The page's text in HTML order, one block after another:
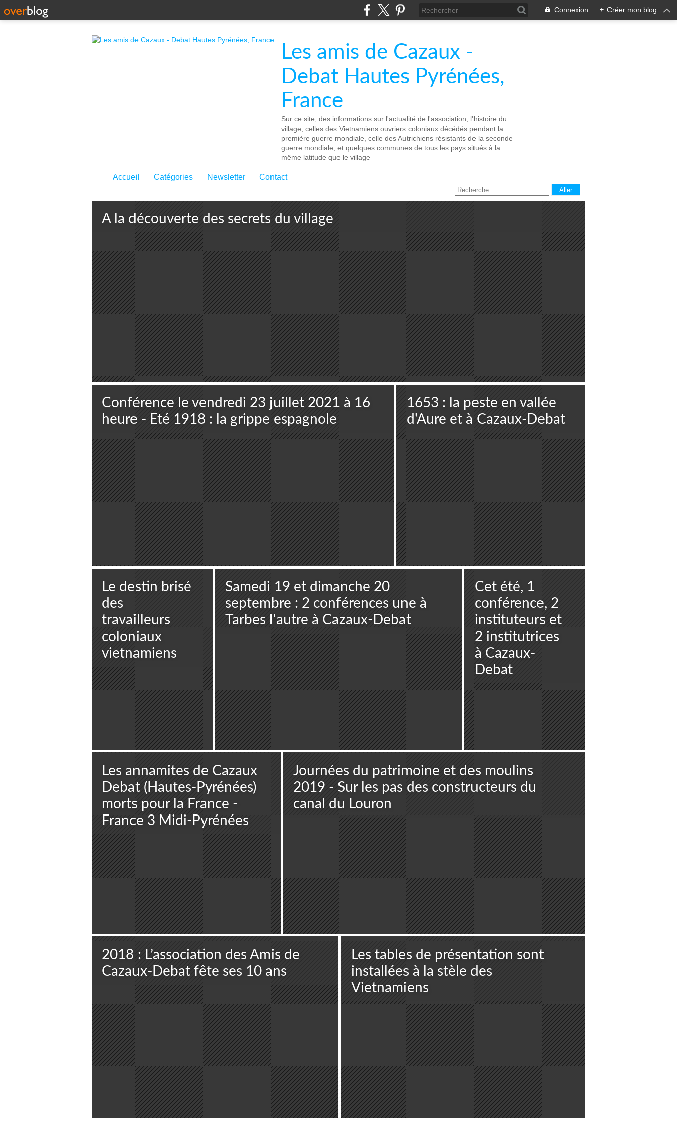
Connexion + Créer mon blog
Les amis de Cazaux -
Debat Hautes Pyrénées,
France
Sur ce site, des informations sur l'actualité de l'association, l'histoire du
village, celles des Vietnamiens ouvriers coloniaux décédés pendant la
première guerre mondiale, celle des Autrichiens résistants de la seconde
guerre mondiale, et quelques communes de tous les pays situés à la
même latitude que le village
Accueil Catégories Newsletter Contact
A la découverte des secrets du village
Conférence le vendredi 23 juillet 2021 à 16
heure - Eté 1918 : la grippe espagnole
1653 : la peste en vallée
d'Aure et à Cazaux-Debat
Le destin brisé
des
travailleurs
coloniaux
vietnamiens
Samedi 19 et dimanche 20
septembre : 2 conférences une à
Tarbes l'autre à Cazaux-Debat
Cet été, 1
conférence, 2
instituteurs et
2 institutrices
à Cazaux-
Debat
Les annamites de Cazaux
Debat (Hautes-Pyrénées)
morts pour la France -
France 3 Midi-Pyrénées
Journées du patrimoine et des moulins
2019 - Sur les pas des constructeurs du
canal du Louron
2018 : L’association des Amis de
Cazaux-Debat fête ses 10 ans
Les tables de présentation sont
installées à la stèle des
Vietnamiens